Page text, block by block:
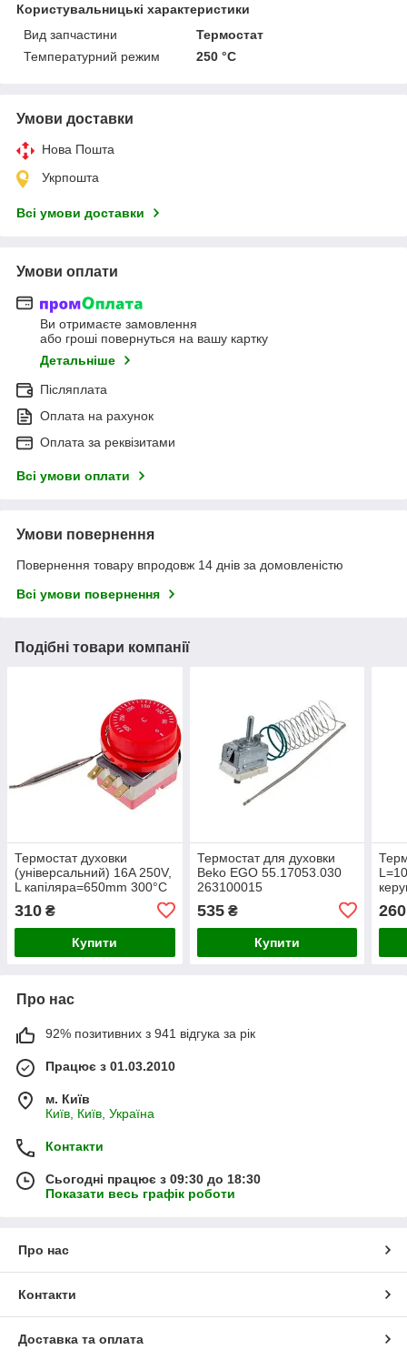
Користувальницькі характеристики
Вид запчастини
Термостат
Температурний режим
250 °С
Умови доставки
Нова Пошта
Укрпошта
Всі умови доставки
Умови оплати
Ви отримаєте замовлення
або гроші повернуться на вашу картку
Детальніше
Післяплата
Оплата на рахунок
Оплата за реквізитами
Всі умови оплати
Умови повернення
Повернення товару впродовж 14 днів за домовленістю
Всі умови повернення
Подібні товари компанії
Термостат духовки
(універсальний) 16A 250V,
L капіляра=650mm 300°C
310 ₴
Купити
Термостат для духовки
Beko EGO 55.17053.030
263100015
535₴
Купити
260
Про нас
92% позитивних з 941 відгука за рік
Працює з 01.03.2010
м. Київ
Київ, Київ, Україна
Контакти
Сьогодні працює з 09:30 до 18:30
Показати весь графік роботи
Про нас
Контакти
Доставка та оплата